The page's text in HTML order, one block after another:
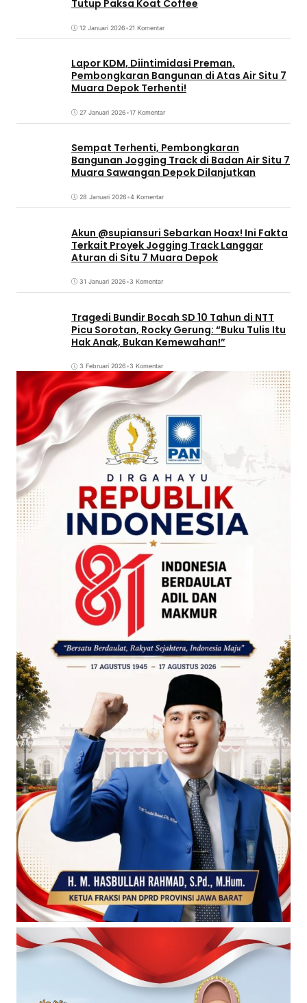
Tutup Paksa Koat Coffee
12 Januari 2026•21 Komentar
Lapor KDM, Diintimidasi Preman,
Pembongkaran Bangunan di Atas Air Situ 7
Muara Depok Terhenti!
27 Januari 2026•17 Komentar
Sempat Terhenti, Pembongkaran
Bangunan Jogging Track di Badan Air Situ 7
Muara Sawangan Depok Dilanjutkan
28 Januari 2026•4 Komentar
Akun @supiansuri Sebarkan Hoax! Ini Fakta
Terkait Proyek Jogging Track Langgar
Aturan di Situ 7 Muara Depok
31 Januari 2026•3 Komentar
Tragedi Bundir Bocah SD 10 Tahun di NTT
Picu Sorotan, Rocky Gerung: “Buku Tulis Itu
Hak Anak, Bukan Kemewahan!”
3 Februari 2026•3 Komentar